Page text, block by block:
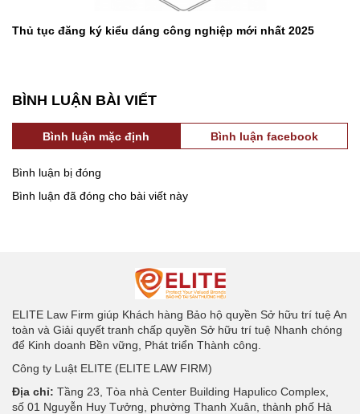
Thủ tục đăng ký kiểu dáng công nghiệp mới nhất 2025
BÌNH LUẬN BÀI VIẾT
Bình luận mặc định Bình luận facebook
Bình luận bị đóng
Bình luận đã đóng cho bài viết này
ELITE Law Firm giúp Khách hàng Bảo hộ quyền Sở hữu trí tuệ An
toàn và Giải quyết tranh chấp quyền Sở hữu trí tuệ Nhanh chóng
để Kinh doanh Bền vững, Phát triển Thành công.
Công ty Luật ELITE (ELITE LAW FIRM)
Địa chỉ: Tầng 23, Tòa nhà Center Building Hapulico Complex,
số 01 Nguyễn Huy Tưởng, phường Thanh Xuân, thành phố Hà